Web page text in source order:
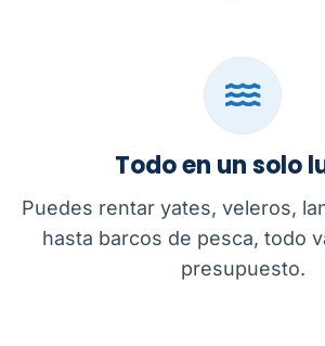
Todo en un solo
Puedes rentar yates, veleros,
hasta barcos de pesca, todo
presupuesto.